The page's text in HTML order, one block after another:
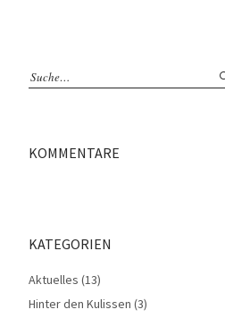
KOMMENTARE
KATEGORIEN
Aktuelles (13)
Hinter den Kulissen (3)